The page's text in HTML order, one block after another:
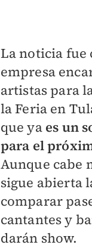
La noticia
empresa
artistas para
la Feria en
que ya es un
para el
Aunque cabe
sigue abierta
comparar
cantantes y
darán show.